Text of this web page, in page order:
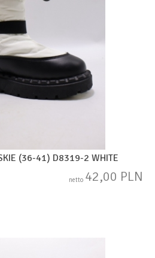
(36-41) D8319-2 WHITE
netto 42,00 PLN